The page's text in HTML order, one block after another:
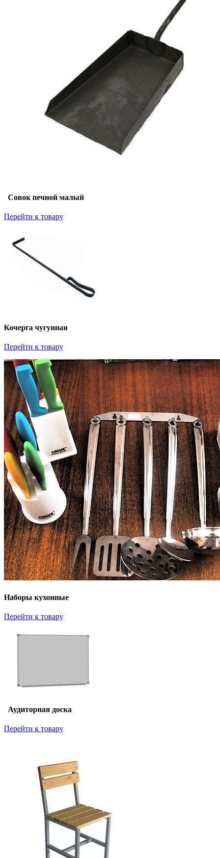
Совок печной малый
Перейти к товару
Кочерга чугунная
Перейти к товару
Наборы кухонные
Перейти к товару
Аудиторная доска
Перейти к товару